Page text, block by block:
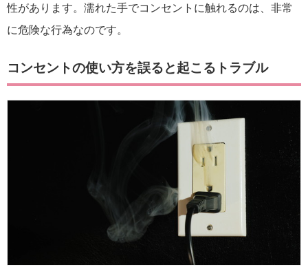
性があります。濡れた手でコンセントに触れるのは、非常
に危険な行為なのです。
コンセントの使い方を誤ると起こるトラブル